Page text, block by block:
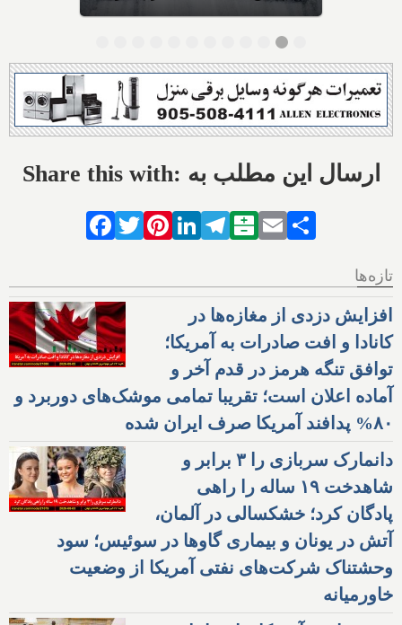
Share this with: ارسال این مطلب به
Facebook
TwitterPinterestLinkedIn
Telegram
Balatarin
Email
تازه‌ها
افزایش دزدی از مغازه‌ها در
کانادا و افت صادرات به آمریکا؛
توافق تنگه هرمز در قدم آخر و
آماده اعلان است؛ تقریبا تمامی موشک‌های دوربرد و
۸۰% پدافند آمریکا صرف ایران شده
دانمارک سربازی را ۳ برابر و
شاهدخت ۱۹ ساله را راهی
پادگان کرد؛ خشکسالی در آلمان،
آتش در یونان و بیماری گاوها در سوئیس؛ سود
وحشتناک شرکت‌های نفتی آمریکا از وضعیت
خاورمیانه